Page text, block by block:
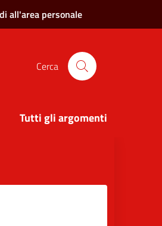
all'area personale
Cerca
Tutti gli argomenti